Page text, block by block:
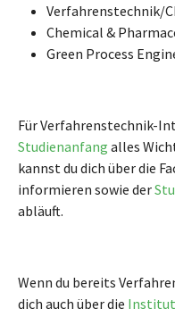
Verfahrenstechnik/
Chemical &
Green Process
Für Verfahrenstechnik-
Studienanfang alles
kannst du dich über die
informieren sowie der
abläuft.
Wenn du bereits
dich auch über die